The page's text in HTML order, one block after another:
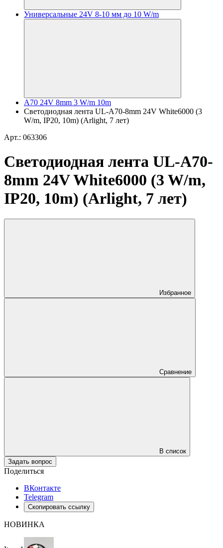
Универсальные 24V 8-10 мм до 10 W/m
A70 24V 8mm 3 W/m 10m
Светодиодная лента UL-A70-8mm 24V White6000 (3
W/m, IP20, 10m) (Arlight, 7 лет)
Арт.: 063306
Светодиодная лента UL-A70-
8mm 24V White6000 (3 W/m,
IP20, 10m) (Arlight, 7 лет)
Избранное
Сравнение
В список
Задать вопрос
Поделиться
ВКонтакте
Telegram
Скопировать ссылку
НОВИНКА